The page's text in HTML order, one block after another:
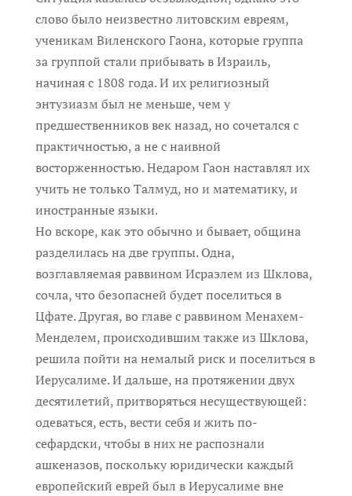
слово было неизвестно литовским евреям,
ученикам Виленского Гаона, которые группа
за группой стали прибывать в Израиль,
начиная с 1808 года. И их религиозный
энтузиазм был не меньше, чем у
предшественников век назад, но сочетался с
практичностью, а не с наивной
восторженностью. Недаром Гаон наставлял их
учить не только Талмуд, но и математику, и
иностранные языки.
Но вскоре, как это обычно и бывает, община
разделилась на две группы. Одна,
возглавляемая раввином Исраэлем из Шклова,
сочла, что безопасней будет поселиться в
Цфате. Другая, во главе с раввином Менахем-
Менделем, происходившим также из Шклова,
решила пойти на немалый риск и поселиться в
Иерусалиме. И дальше, на протяжении двух
десятилетий, притворяться несуществующей:
одеваться, есть, вести себя и жить по-
сефардски, чтобы в них не распознали
ашкеназов, поскольку юридически каждый
европейский еврей был в Иерусалиме вне